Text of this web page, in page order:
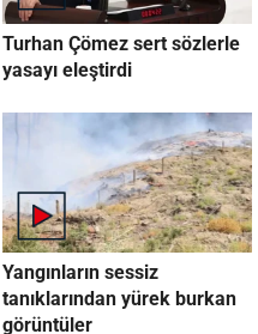
Turhan Çömez sert sözlerle
yasayı eleştirdi
Yangınların sessiz
tanıklarından yürek burkan
görüntüler